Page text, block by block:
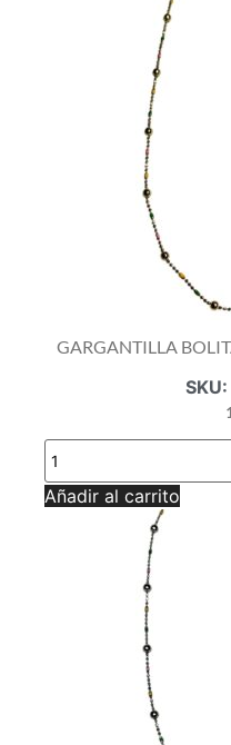
GARGANTILLA
SKU:
GARGANTILLA
BOLITAS
ESMALTADAS
B.O.A
Añadir al carrito